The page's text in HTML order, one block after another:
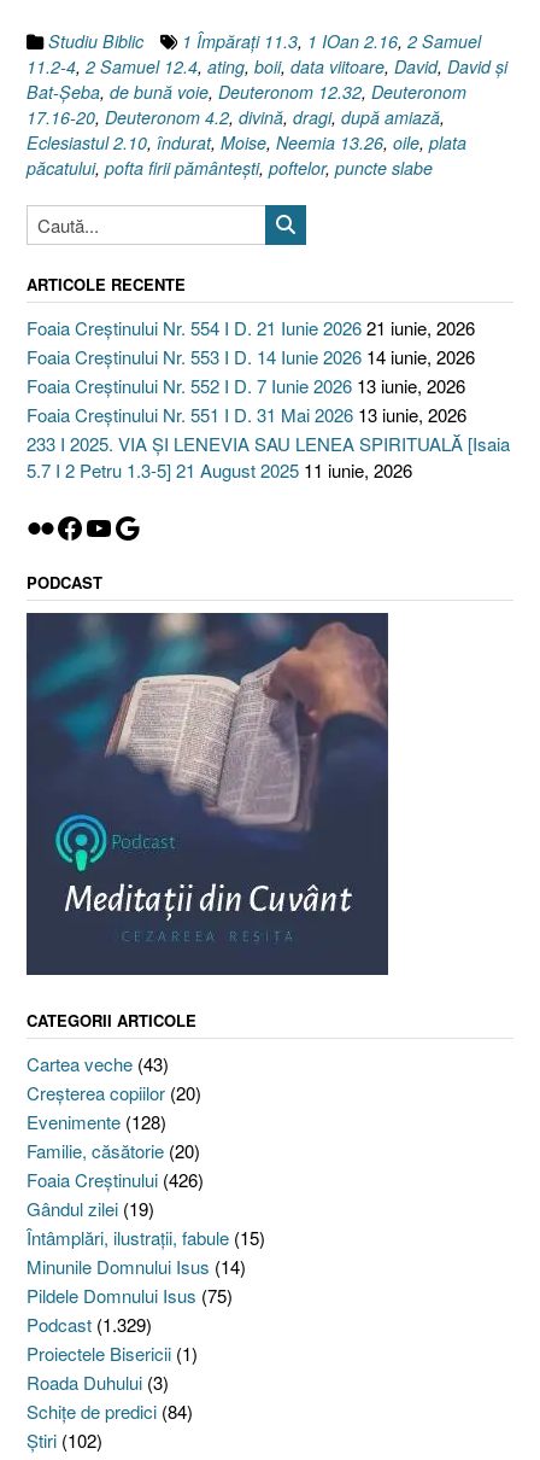
Samuel
11.2-
4,
David
şi
Bat-
Studiu Biblic 1 Împăraţi 11.3, 1 IOan 2.16, 2 Samuel
11.2-4, 2 Samuel 12.4, ating, boii, data viitoare, David, David şi
Bat-Şeba, de bună voie, Deuteronom 12.32, Deuteronom
17.16-20, Deuteronom 4.2, divină, dragi, după amiază,
Eclesiastul 2.10, îndurat, Moise, Neemia 13.26, oile, plata
păcatului, pofta firii pământeşti, poftelor, puncte slabe
ARTICOLE RECENTE
Foaia Creștinului Nr. 554 I D. 21 Iunie 202621 iunie, 2026
Foaia Creștinului Nr. 553 I D. 14 Iunie 2026 14 iunie, 2026
Foaia Creștinului Nr. 552 I D. 7 Iunie 2026 13 iunie, 2026
Foaia Creștinului Nr. 551 I D. 31 Mai 2026 13 iunie, 2026
233 I 2025. VIA ȘI LENEVIA SAU LENEA SPIRITUALĂ [Isaia
5.7 I 2 Petru 1.3-5] 21 August 2025 11 iunie, 2026
Flickr
Facebook
YouTube
Google
PODCAST
CATEGORII ARTICOLE
Cartea veche (43)
Creşterea copiilor (20)
Evenimente (128)
Familie, căsătorie (20)
Foaia Creştinului (426)
Gândul zilei (19)
Întâmplări, ilustraţii, fabule (15)
Minunile Domnului Isus (14)
Pildele Domnului Isus (75)
Podcast (1.329)
Proiectele Bisericii (1)
Roada Duhului (3)
Schiţe de predici (84)
Ştiri (102)